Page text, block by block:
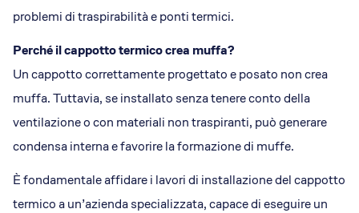
problemi di traspirabilità e ponti termici.
Perché il cappotto termico crea muffa?
Un cappotto correttamente progettato e posato non crea
muffa. Tuttavia, se installato senza tenere conto della
ventilazione o con materiali non traspiranti, può generare
condensa interna e favorire la formazione di muffe.
È fondamentale affidare i lavori di installazione del cappotto
termico a un’azienda specializzata, capace di eseguire un